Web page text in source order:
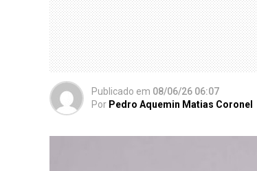
Publicado em 08/06/26 06:07
Por Pedro Aquemin Matias Coronel